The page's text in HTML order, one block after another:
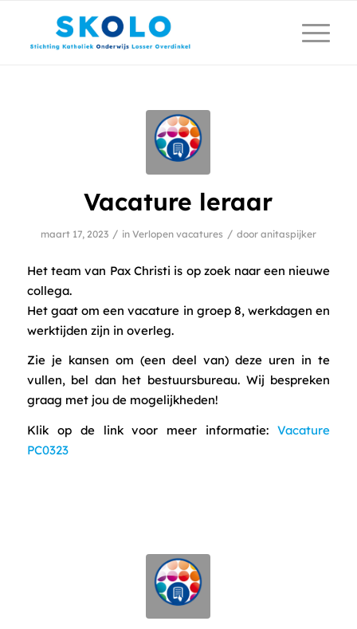
Vacature leraar
maart 17, 2023 / in Verlopen vacatures / door anitaspijker
Het team van Pax Christi is op zoek naar een nieuwe
collega.
Het gaat om een vacature in groep 8, werkdagen en
werktijden zijn in overleg.
Zie je kansen om (een deel van) deze uren in te
vullen, bel dan het bestuursbureau. Wij bespreken
graag met jou de mogelijkheden!
Klik op de link voor meer informatie:Vacature
PC0323